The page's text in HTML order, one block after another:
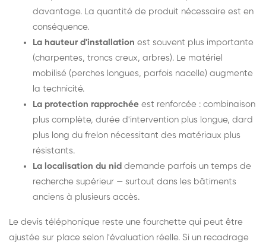
davantage. La quantité de produit nécessaire est en
conséquence.
La hauteur d'installation est souvent plus importante
(charpentes, troncs creux, arbres). Le matériel
mobilisé (perches longues, parfois nacelle) augmente
la technicité.
La protection rapprochée est renforcée : combinaison
plus complète, durée d'intervention plus longue, dard
plus long du frelon nécessitant des matériaux plus
résistants.
La localisation du nid demande parfois un temps de
recherche supérieur — surtout dans les bâtiments
anciens à plusieurs accès.
Le devis téléphonique reste une fourchette qui peut être
ajustée sur place selon l'évaluation réelle. Si un recadrage